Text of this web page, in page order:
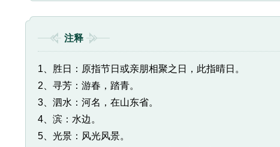
注释
1、胜日：原指节日或亲朋相聚之日，此指晴日。
2、寻芳：游春，踏青。
3、泗水：河名，在山东省。
4、滨：水边。
5、光景：风光风景。